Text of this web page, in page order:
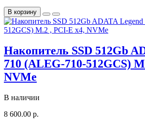
В корзину
Накопитель SSD 512Gb
710 (ALEG-710-512GCS)
NVMe
В наличии
8 600.00 р.